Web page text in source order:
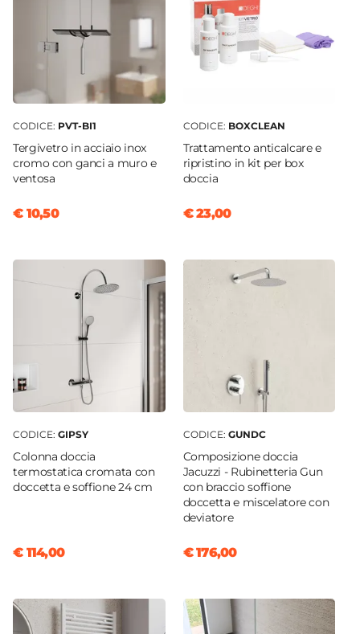
CODICE: PVT-BI1
Tergivetro in acciaio inox
cromo con ganci a muro e
ventosa
€ 10,50
CODICE: BOXCLEAN
Trattamento anticalcare e
ripristino in kit per box
doccia
€ 23,00
CODICE: GIPSY
Colonna doccia
termostatica cromata con
doccetta e soffione 24 cm
€ 114,00
CODICE: GUNDC
Composizione doccia
Jacuzzi - Rubinetteria Gun
con braccio soffione
doccetta e miscelatore con
deviatore
€ 176,00